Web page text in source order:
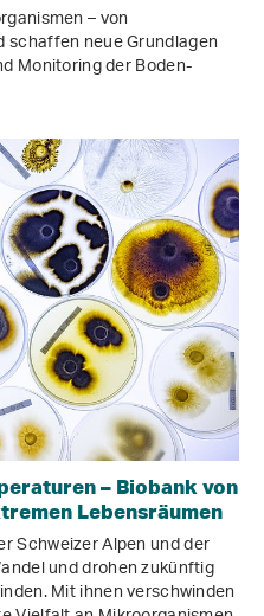
– von
schaffen neue Grundlagen
Monitoring der Boden-
– Biobank von
Lebensräumen
Schweizer Alpen und der
und drohen zukünftig
Mit ihnen verschwinden